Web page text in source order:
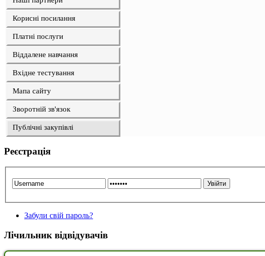
Корисні посилання
Платні послуги
Віддалене навчання
Вхідне тестування
Мапа сайту
Зворотній зв'язок
Публічні закупівлі
Реєстрація
Забули свій пароль?
Лічильник відвідувачів